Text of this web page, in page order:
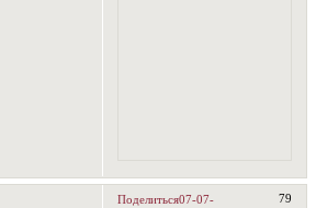
Поделиться 79
07-07-